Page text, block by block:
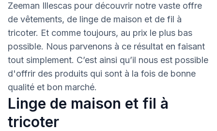
Zeeman Illescas pour découvrir notre vaste offre
de vêtements, de linge de maison et de fil à
tricoter. Et comme toujours, au prix le plus bas
possible. Nous parvenons à ce résultat en faisant
tout simplement. C’est ainsi qu’il nous est possible
d'offrir des produits qui sont à la fois de bonne
qualité et bon marché.
Linge de maison et fil à
tricoter